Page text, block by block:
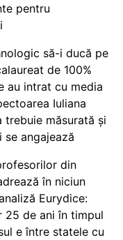
pentru
să-i ducă pe
de 100%
au intrat cu media
Iuliana
trebuie măsurată și
angajează
din
în niciun
Eurydice:
25 de ani în timpul
e între statele cu